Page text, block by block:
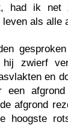
had ik net
als alle
zwierf
en
afgrond
afgrond
hoogste